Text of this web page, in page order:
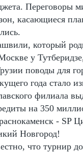
Переговоры
касающиеся
который
у
поводы для
года стало
филиала
на 350
- SP
Новгород!
что турнир